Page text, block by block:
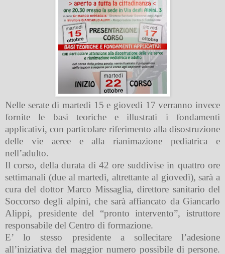
Nelle serate di martedì 15 e giovedì 17 verranno invece
fornite le basi teoriche e illustrati i fondamenti
applicativi, con particolare riferimento alla disostruzione
delle vie aeree e alla rianimazione pediatrica e
nell’adulto.
Il corso, della durata di 42 ore suddivise in quattro ore
settimanali (due al martedì, altrettante al giovedì), sarà a
cura del dottor Marco Missaglia, direttore sanitario del
Soccorso degli alpini, che sarà affiancato da Giancarlo
Alippi, presidente del “pronto intervento”, istruttore
responsabile del Centro di formazione.
E’ lo stesso presidente a sollecitare l’adesione
all’iniziativa del maggior numero possibile di persone.